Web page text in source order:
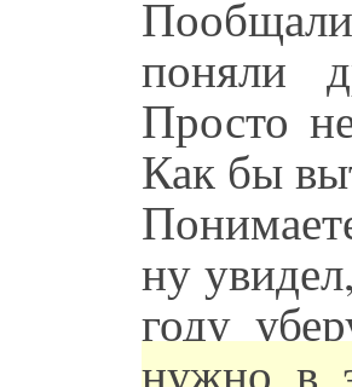
поняли
Просто
Как бы
ну
году
нужно в